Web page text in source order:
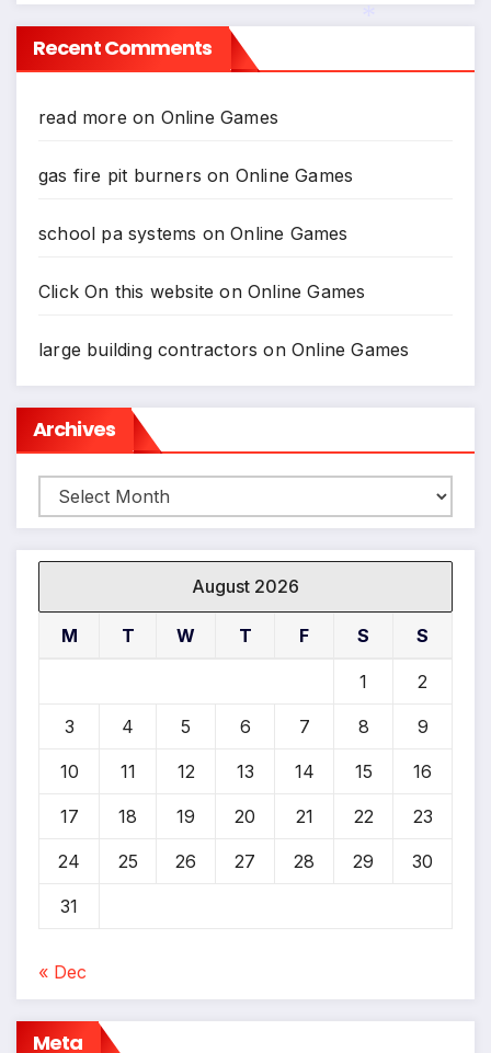
Recent Comments
read more on Online Games
gas fire pit burners on Online Games
school pa systems onOnline Games
Click On this website onOnline Games
large building contractors onOnline Games
Archives
Archives
August 2026
M T W T F S S
1 2
3 4 5 6 7 8 9
10 11 12 13 14 15 16
17 18 19 20 21 22 23
24 25 26 27 28 29 30
31
« Dec
Meta